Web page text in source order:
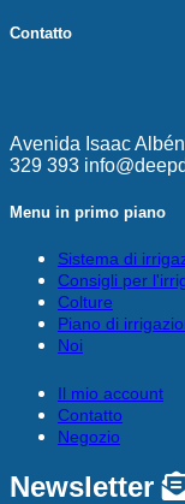
Contatto
Avenida Isaac
329 393
Menu in primo piano
Sistema di
Consigli per
Colture
Piano di
Noi
Il mio account
Contatto
Negozio
Newsletter